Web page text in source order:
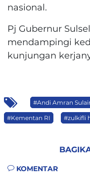
nasional.
Pj Gubernur
mendampingi
kunjungan
#Andi Amran
#Kementan RI #zulkifli
KOMENTAR